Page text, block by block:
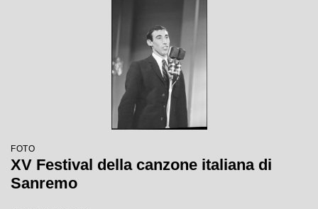
FOTO
XV Festival della canzone italiana di
Sanremo